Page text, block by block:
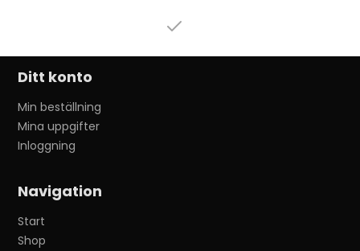
Ditt konto
Min beställning
Mina uppgifter
Inloggning
Navigation
Start
Shop